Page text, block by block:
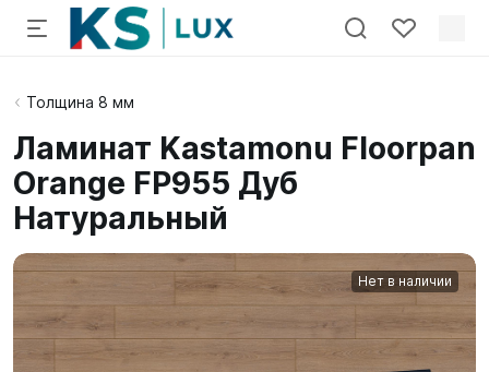
Толщина 8 мм
Ламинат Kastamonu Floorpan
Orange FP955 Дуб
Натуральный
Нет в наличии